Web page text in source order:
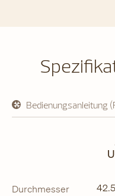
Bedienungsanleitung
öffnet
in
Durchmesser